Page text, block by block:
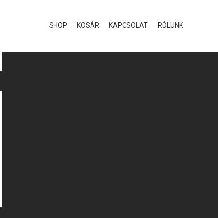
SHOP KOSÁR KAPCSOLAT RÓLUNK